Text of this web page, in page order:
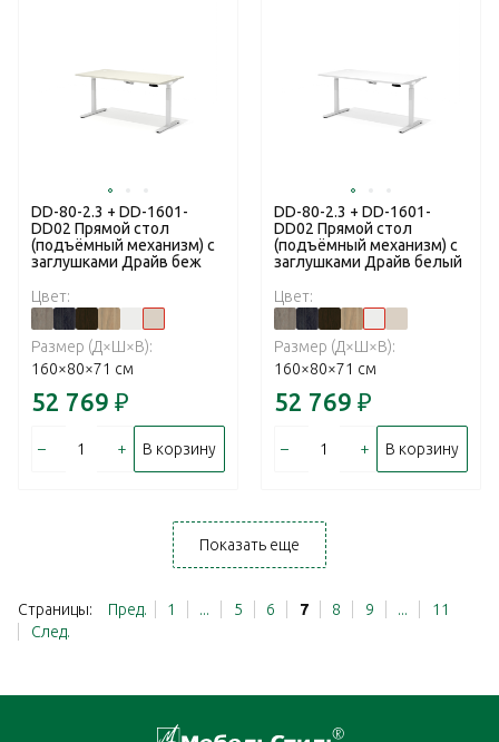
DD-80-2.3 + DD-1601-
DD02 Прямой стол
(подъёмный механизм) с
заглушками Драйв беж
Цвет:
Размер (Д×Ш×В):
160×80×71 см
52 769 ₽
– + В корзину
DD-80-2.3 + DD-1601-
DD02 Прямой стол
(подъёмный механизм) с
заглушками Драйв белый
Цвет:
Размер (Д×Ш×В):
160×80×71 см
52 769 ₽
– + В корзину
Показать еще
Страницы: Пред. 1 ... 5 6 7 8 9 ...
11
След.